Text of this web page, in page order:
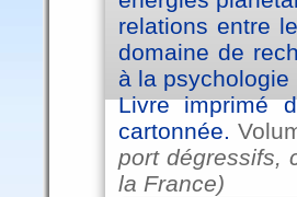
relations entre
domaine de
à la
Livre imprimé
cartonnée.
port dégressifs,
la France)